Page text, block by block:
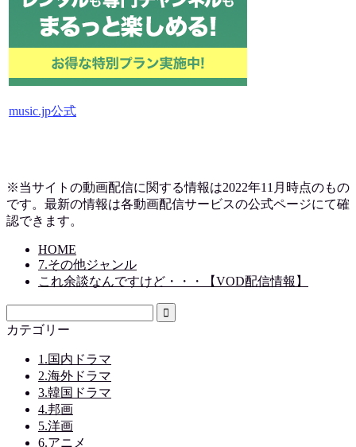
music.jp公式
※当サイトの動画配信に関する情報は2022年11月時点のもの
です。最新の情報は各動画配信サービスの公式ページにて確
認できます。
HOME
7.その他ジャンル
これ余談なんですけど・・・【VOD配信情報】
カテゴリー
1.国内ドラマ
2.海外ドラマ
3.韓国ドラマ
4.邦画
5.洋画
6.アニメ